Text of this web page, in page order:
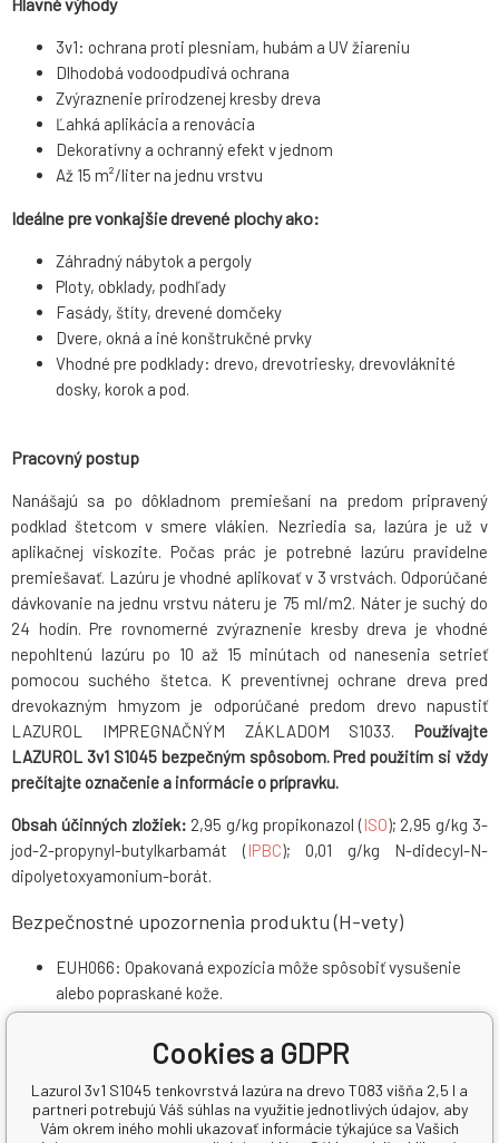
3v1: ochrana proti plesniam, hubám a UV žiareniu
Dlhodobá vodoodpudivá ochrana
Zvýraznenie prirodzenej kresby dreva
Ľahká aplikácia a renovácia
Dekoratívny a ochranný efekt v jednom
Až 15 m²/liter na jednu vrstvu
Ideálne pre vonkajšie drevené plochy ako:
Záhradný nábytok a pergoly
Ploty, obklady, podhľady
Fasády, štíty, drevené domčeky
Dvere, okná a iné konštrukčné prvky
Vhodné pre podklady: drevo, drevotriesky, drevovláknité
dosky, korok a pod.
Pracovný postup
Nanášajú sa po dôkladnom premiešaní na predom pripravený
podklad štetcom v smere vlákien. Nezriedia sa, lazúra je už v
aplikačnej viskozite. Počas prác je potrebné lazúru pravidelne
premiešavať. Lazúru je vhodné aplikovať v 3 vrstvách. Odporúčané
dávkovanie na jednu vrstvu náteru je 75 ml/m2. Náter je suchý do
24 hodín. Pre rovnomerné zvýraznenie kresby dreva je vhodné
nepohltenú lazúru po 10 až 15 minútach od nanesenia setrieť
pomocou suchého štetca. K preventívnej ochrane dreva pred
drevokazným hmyzom je odporúčané predom drevo napustiť
LAZUROL IMPREGNAČNÝM ZÁKLADOM S1033. Používajte
LAZUROL 3v1 S1045 bezpečným spôsobom. Pred použitím si vždy
prečítajte označenie a informácie o prípravku.
Obsah účinných zložiek: 2,95 g/kg propikonazol (ISO); 2,95 g/kg 3-
jod-2-propynyl-butylkarbamát (IPBC); 0,01 g/kg N-didecyl-N-
dipolyetoxyamonium-borát.
Bezpečnostné upozornenia produktu (H-vety)
EUH066: Opakovaná expozícia môže spôsobiť vysušenie
alebo popraskané kože.
H304: Pri požití a vniknutí do dýchacích ciest môže
spôsobiť smrť.
H317: Môže vyvolať alergickú kožnú reakciu.
H412: Škodlivý pre vodné organizmy, s dlhodobými účinkami.
Cookies a GDPR
Lazurol 3v1 S1045 tenkovrstvá lazúra na drevo T083 višňa 2,5 l a
partneri potrebujú Váš súhlas na využitie jednotlivých údajov, aby
Vám okrem iného mohli ukazovať informácie týkajúce sa Vašich